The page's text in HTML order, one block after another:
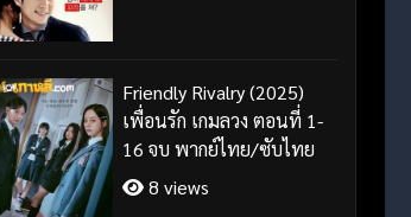
Friendly Rivalry (2025)
เพื่อนรัก เกมลวง ตอนที่ 1-
16 จบ พากย์ไทย/ซับไทย
8 views